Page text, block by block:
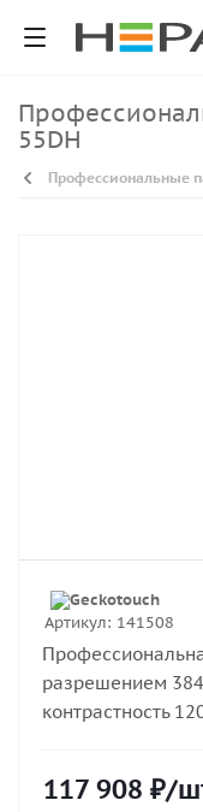
Профессиональная панель Geckotouch
55DH
Профессиональные
Артикул: 141508
разрешением
контрастность
117 908 ₽/